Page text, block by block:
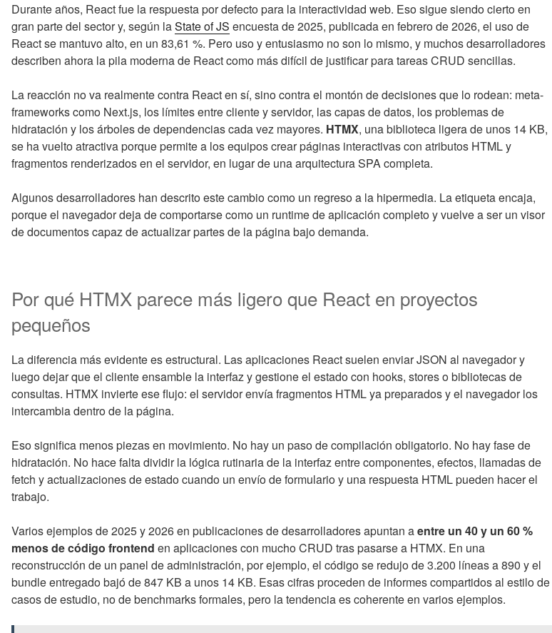
Durante años, React fue la respuesta por defecto para la interactividad web. Eso sigue siendo cierto en
gran parte del sector y, según laState of JS encuesta de 2025, publicada en febrero de 2026, el uso de
React se mantuvo alto, en un 83,61 %. Pero uso y entusiasmo no son lo mismo, y muchos desarrolladores
describen ahora la pila moderna de React como más difícil de justificar para tareas CRUD sencillas.
La reacción no va realmente contra React en sí, sino contra el montón de decisiones que lo rodean: meta-
frameworks como Next.js, los límites entre cliente y servidor, las capas de datos, los problemas de
hidratación y los árboles de dependencias cada vez mayores. HTMX, una biblioteca ligera de unos 14 KB,
se ha vuelto atractiva porque permite a los equipos crear páginas interactivas con atributos HTML y
fragmentos renderizados en el servidor, en lugar de una arquitectura SPA completa.
Algunos desarrolladores han descrito este cambio como un regreso a la hipermedia. La etiqueta encaja,
porque el navegador deja de comportarse como un runtime de aplicación completo y vuelve a ser un visor
de documentos capaz de actualizar partes de la página bajo demanda.
Por qué HTMX parece más ligero que React en proyectos
pequeños
La diferencia más evidente es estructural. Las aplicaciones React suelen enviar JSON al navegador y
luego dejar que el cliente ensamble la interfaz y gestione el estado con hooks, stores o bibliotecas de
consultas. HTMX invierte ese flujo: el servidor envía fragmentos HTML ya preparados y el navegador los
intercambia dentro de la página.
Eso significa menos piezas en movimiento. No hay un paso de compilación obligatorio. No hay fase de
hidratación. No hace falta dividir la lógica rutinaria de la interfaz entre componentes, efectos, llamadas de
fetch y actualizaciones de estado cuando un envío de formulario y una respuesta HTML pueden hacer el
trabajo.
Varios ejemplos de 2025 y 2026 en publicaciones de desarrolladores apuntan aentre un 40 y un 60 %
menos de código frontend en aplicaciones con mucho CRUD tras pasarse a HTMX. En una
reconstrucción de un panel de administración, por ejemplo, el código se redujo de 3.200 líneas a 890 y el
bundle entregado bajó de 847 KB a unos 14 KB. Esas cifras proceden de informes compartidos al estilo de
casos de estudio, no de benchmarks formales, pero la tendencia es coherente en varios ejemplos.